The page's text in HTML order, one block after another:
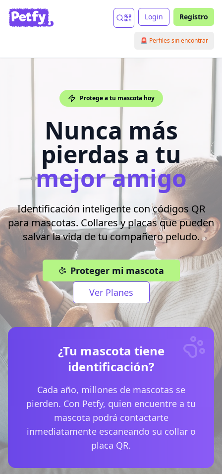
Login Registro
🚨 Perfiles sin encontrar
Protege a tu mascota hoy
Nunca más
pierdas a tu
mejor amigo
Identificación inteligente con códigos QR
para mascotas. Collares y placas que pueden
salvar la vida de tu compañero peludo.
Proteger mi mascota
Ver Planes
¿Tu mascota tiene
identificación?
Cada año, millones de mascotas se
pierden. Con Petfy, quien encuentre a tu
mascota podrá contactarte
inmediatamente escaneando su collar o
placa QR.